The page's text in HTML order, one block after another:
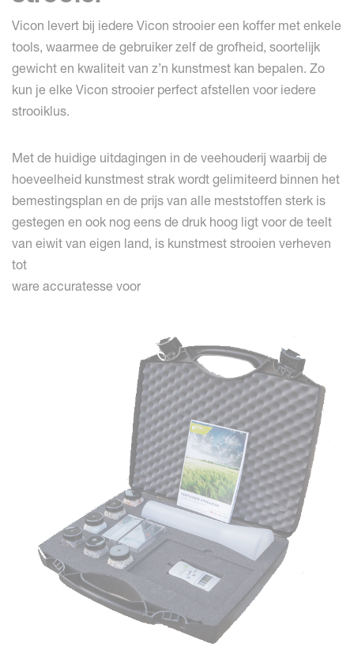
Vicon levert bij iedere Vicon strooier een koffer met enkele
tools, waarmee de gebruiker zelf de grofheid, soortelijk
gewicht en kwaliteit van z’n kunstmest kan bepalen. Zo
kun je elke Vicon strooier perfect afstellen voor iedere
strooiklus.
Met de huidige uitdagingen in de veehouderij waarbij de
hoeveelheid kunstmest strak wordt gelimiteerd binnen het
bemestingsplan en de prijs van alle meststoffen sterk is
gestegen en ook nog eens de druk hoog ligt voor de teelt
van eiwit van eigen land, is kunstmest strooien verheven
tot
ware accuratesse voor